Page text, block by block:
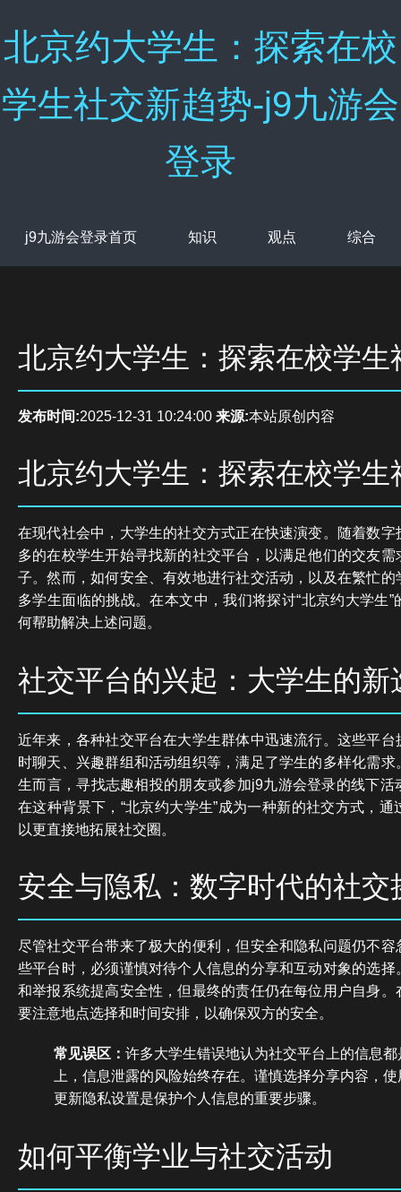
北京约大学生：探索在校
学生社交新趋势-j9九游会
登录
j9九游会登录首页 知识 观点 综合
北京约大学生：探索在校学生
发布时间:2025-12-31 10:24:00 来源:本站原创内容
北京约大学生：探索在校学生
在现代社会中，大学生的社交方式正在快速演变。随着数
多的在校学生开始寻找新的社交平台，以满足他们的交友
子。然而，如何安全、有效地进行社交活动，以及在繁忙
多学生面临的挑战。在本文中，我们将探讨“北京约大学生
何帮助解决上述问题。
社交平台的兴起：大学生的新
近年来，各种社交平台在大学生群体中迅速流行。这些平
时聊天、兴趣群组和活动组织等，满足了学生的多样化需
生而言，寻找志趣相投的朋友或参加j9九游会登录的线下活
在这种背景下，“北京约大学生”成为一种新的社交方式，
以更直接地拓展社交圈。
安全与隐私：数字时代的社交
尽管社交平台带来了极大的便利，但安全和隐私问题仍不
些平台时，必须谨慎对待个人信息的分享和互动对象的选
和举报系统提高安全性，但最终的责任仍在每位用户自身
要注意地点选择和时间安排，以确保双方的安全。
常见误区： 许多大学生错误地认为社交平台上的信息
上，信息泄露的风险始终存在。谨慎选择分享内容，
更新隐私设置是保护个人信息的重要步骤。
如何平衡学业与社交活动